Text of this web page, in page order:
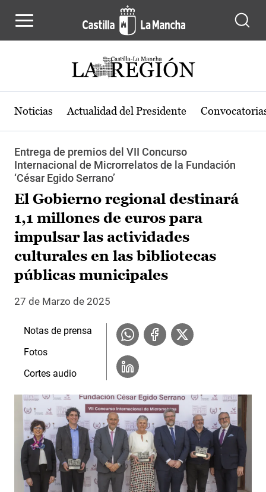
Noticias Actualidad del Presidente
Entrega de premios del VII Concurso
Internacional de Microrrelatos de la Fundación
‘César Egido Serrano’
El Gobierno regional destinará
1,1 millones de euros para
impulsar las actividades
culturales en las bibliotecas
públicas municipales
27 de Marzo de 2025
Notas de prensa
Fotos
Cortes audio